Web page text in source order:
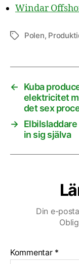
Windar
Etiketter
Polen,
←
Kuba
elektricitet
det sex
→
in sig själva
Din e-
Kommentar *